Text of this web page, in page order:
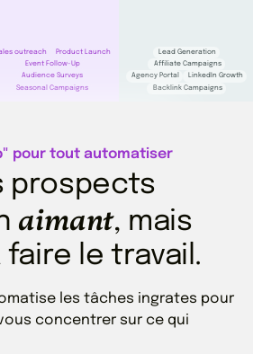
outreach
Product Launch
Event Follow-Up
Audience Surveys
Seasonal Campaigns
Lead Generation
Affiliate Campaigns
Agency Portal
LinkedIn Growth
Backlink Campaigns
pour tout automatiser
prospects
aimant, mais
faire le travail.
les tâches ingrates pour
concentrer sur ce qui